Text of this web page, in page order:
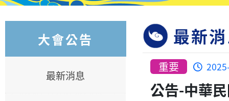
大會公告
最新消息
最新
重要
公告-中華